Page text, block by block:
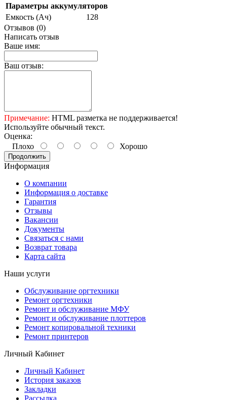
Параметры аккумуляторов
Емкость (Ач)
128
Отзывов (0)
Написать отзыв
Ваше имя:
Ваш отзыв:
Примечание: HTML разметка не поддерживается!
Используйте обычный текст.
Оценка:
Плохо
Хорошо
Продолжить
Информация
О компании
Информация о доставке
Гарантия
Отзывы
Вакансии
Документы
Связаться с нами
Возврат товара
Карта сайта
Наши услуги
Обслуживание оргтехники
Ремонт оргтехники
Ремонт и обслуживание МФУ
Ремонт и обслуживание плоттеров
Ремонт копировальной техники
Ремонт принтеров
Личный Кабинет
Личный Кабинет
История заказов
Закладки
Рассылка